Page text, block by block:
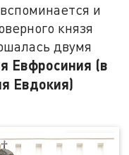
и
князя
двумя
Евфросиния (в
Евдокия)